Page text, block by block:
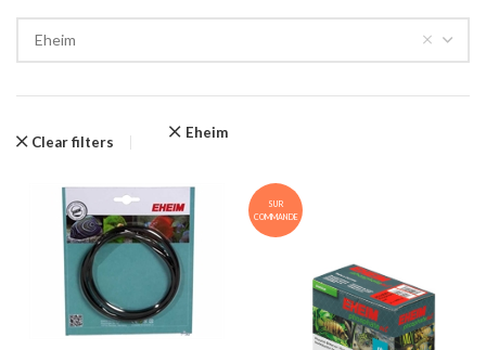
Eheim
Clear filters
Eheim
SUR
COMMANDE